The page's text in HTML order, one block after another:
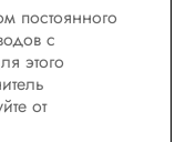
постоянного
с
этого
от